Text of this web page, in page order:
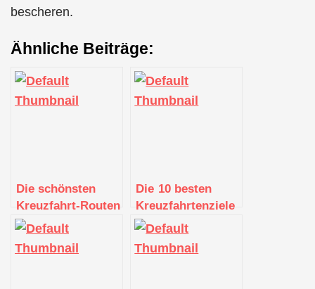
bescheren.
Ähnliche Beiträge:
Die schönsten
Kreuzfahrt-Routen
im Mittelmeer
Die 10 besten
Kreuzfahrtenziele
weltweit